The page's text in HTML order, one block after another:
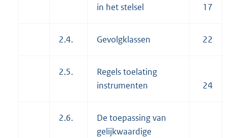
in het stelsel
17
2.4. Gevolgklassen 22
2.5.
Regels toelating
instrumenten
24
2.6.
De toepassing van
gelijkwaardige